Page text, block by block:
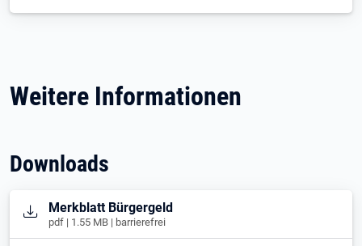
Weitere Informationen
Downloads
Öffnet in neuem Tab
Merkblatt Bürgergeld
pdf | 1.55 MB | barrierefrei